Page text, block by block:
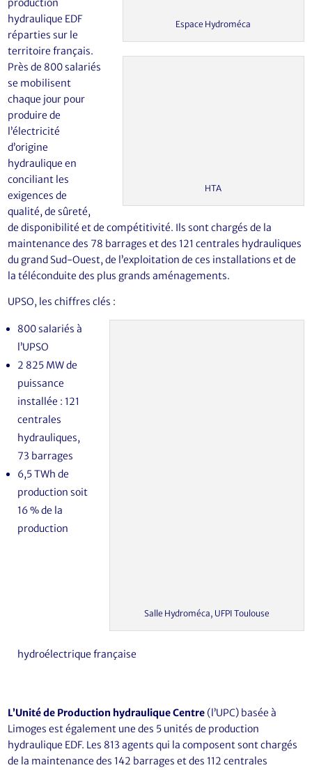
Espace Hydroméca
HTA
production
hydraulique EDF
réparties sur le
territoire français.
Près de 800 salariés
se mobilisent
chaque jour pour
produire de
l’électricité
d’origine
hydraulique en
conciliant les
exigences de
qualité, de sûreté,
de disponibilité et de compétitivité. Ils sont chargés de la
maintenance des 78 barrages et des 121 centrales hydrauliques
du grand Sud-Ouest, de l’exploitation de ces installations et de
la téléconduite des plus grands aménagements.
UPSO, les chiffres clés :
Salle Hydroméca, UFPI Toulouse
800 salariés à
l’UPSO
2 825 MW de
puissance
installée : 121
centrales
hydrauliques,
73 barrages
6,5 TWh de
production soit
16 % de la
production
hydroélectrique française
L’Unité de Production hydraulique Centre (l’UPC) basée à
Limoges est également une des 5 unités de production
hydraulique EDF. Les 813 agents qui la composent sont chargés
de la maintenance des 142 barrages et des 112 centrales